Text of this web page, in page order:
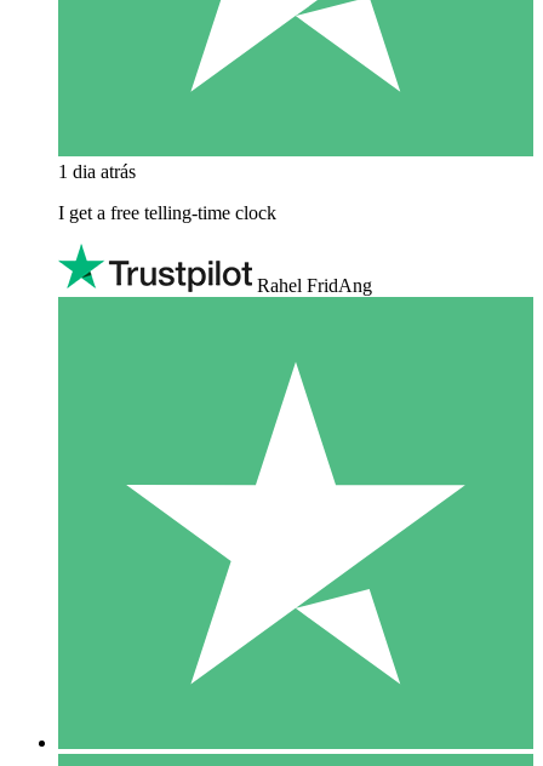
1 dia atrás
I get a free telling-time clock
Rahel FridAng